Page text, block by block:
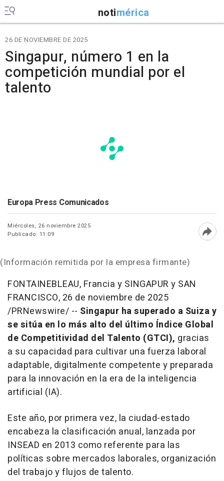
notimérica
26 DE NOVIEMBRE DE 2025
Singapur, número 1 en la
competición mundial por el
talento
Europa Press Comunicados
Miércoles, 26 noviembre 2025
Publicado: 11:09
(Información remitida por la empresa firmante)
FONTAINEBLEAU, Francia y SINGAPUR y SAN
FRANCISCO, 26 de noviembre de 2025
/PRNewswire/ -- Singapur ha superado a Suiza y
se sitúa en lo más alto del último Índice Global
de Competitividad del Talento (GTCI), gracias
a su capacidad para cultivar una fuerza laboral
adaptable, digitalmente competente y preparada
para la innovación en la era de la inteligencia
artificial (IA).
Este año, por primera vez, la ciudad-estado
encabeza la clasificación anual, lanzada por
INSEAD en 2013 como referente para las
políticas sobre mercados laborales, organización
del trabajo y flujos de talento.